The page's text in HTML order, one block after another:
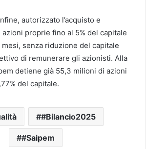
autorizzato l’acquisto e
azioni proprie fino al 5% del capitale
senza riduzione del capitale
di remunerare gli azionisti. Alla
detiene già 55,3 milioni di azioni
del capitale.
#Bilancio2025
#Saipem